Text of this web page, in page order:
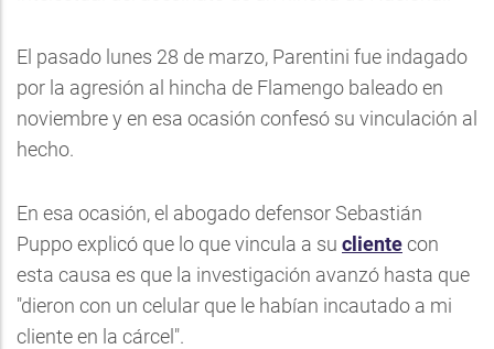
El pasado lunes 28 de marzo, Parentini fue indagado
por la agresión al hincha de Flamengo baleado en
noviembre y en esa ocasión confesó su vinculación al
hecho.
En esa ocasión, el abogado defensor Sebastián
Puppo explicó que lo que vincula a su clientecon
esta causa es que la investigación avanzó hasta que
"dieron con un celular que le habían incautado a mi
cliente en la cárcel".